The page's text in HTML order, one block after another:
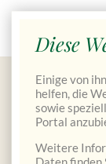
Diese
Einige von
helfen, die
sowie
Portal
Weitere
Daten finden